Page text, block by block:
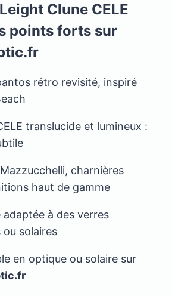
Clune CELE
points forts sur
rétro revisité, inspiré
translucide et lumineux :
charnières
haut de gamme
à des verres
solaires
en optique ou solaire sur